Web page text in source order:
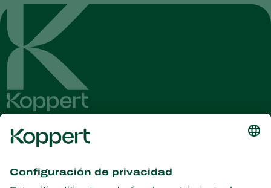
información